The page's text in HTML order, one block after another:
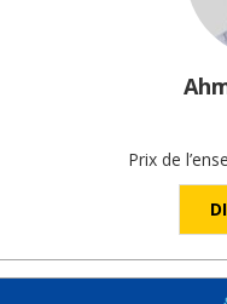
Prix de